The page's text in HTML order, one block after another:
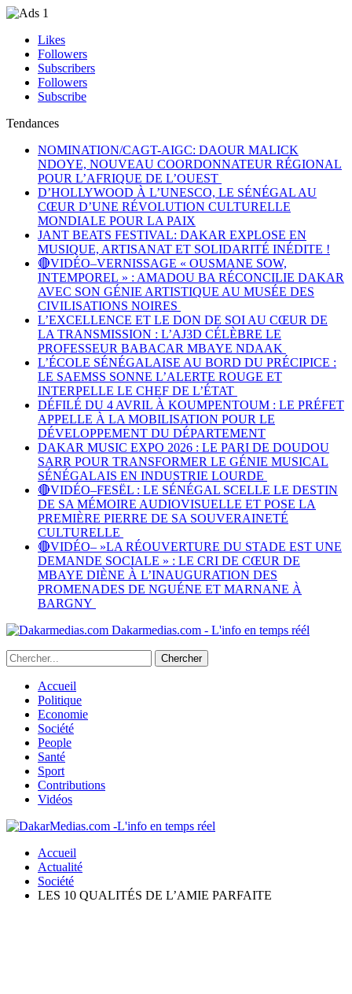
Likes
Followers
Subscribers
Followers
Subscribe
Tendances
NOMINATION/CAGT-AIGC: DAOUR MALICK
NDOYE, NOUVEAU COORDONNATEUR RÉGIONAL
POUR L’AFRIQUE DE L’OUEST
D’HOLLYWOOD À L’UNESCO, LE SÉNÉGAL AU
CŒUR D’UNE RÉVOLUTION CULTURELLE
MONDIALE POUR LA PAIX
JANT BEATS FESTIVAL: DAKAR EXPLOSE EN
MUSIQUE, ARTISANAT ET SOLIDARITÉ INÉDITE !
🔴VIDÉO–VERNISSAGE « OUSMANE SOW,
INTEMPOREL » : AMADOU BA RÉCONCILIE DAKAR
AVEC SON GÉNIE ARTISTIQUE AU MUSÉE DES
CIVILISATIONS NOIRES
L’EXCELLENCE ET LE DON DE SOI AU CŒUR DE
LA TRANSMISSION : L’AJ3D CÉLÈBRE LE
PROFESSEUR BABACAR MBAYE NDAAK
L’ÉCOLE SÉNÉGALAISE AU BORD DU PRÉCIPICE :
LE SAEMSS SONNE L’ALERTE ROUGE ET
INTERPELLE LE CHEF DE L’ÉTAT
DÉFILÉ DU 4 AVRIL À KOUMPENTOUM : LE PRÉFET
APPELLE À LA MOBILISATION POUR LE
DÉVELOPPEMENT DU DÉPARTEMENT
DAKAR MUSIC EXPO 2026 : LE PARI DE DOUDOU
SARR POUR TRANSFORMER LE GÉNIE MUSICAL
SÉNÉGALAIS EN INDUSTRIE LOURDE
🔴VIDÉO–FESËL : LE SÉNÉGAL SCELLE LE DESTIN
DE SA MÉMOIRE AUDIOVISUELLE ET POSE LA
PREMIÈRE PIERRE DE SA SOUVERAINETÉ
CULTURELLE
🔴VIDÉO– »LA RÉOUVERTURE DU STADE EST UNE
DEMANDE SOCIALE » : LE CRI DE CŒUR DE
MBAYE DIÈNE À L’INAUGURATION DES
PROMENADES DE NGUÉNE ET MARNANE À
BARGNY
Dakarmedias.com - L'info en temps réél
Accueil
Politique
Economie
Société
People
Santé
Sport
Contributions
Vidéos
Accueil
Actualité
Société
LES 10 QUALITÉS DE L’AMIE PARFAITE